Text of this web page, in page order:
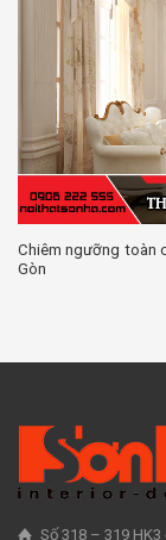
Chiêm ngưỡng toàn
Gòn
Số 318 – 319